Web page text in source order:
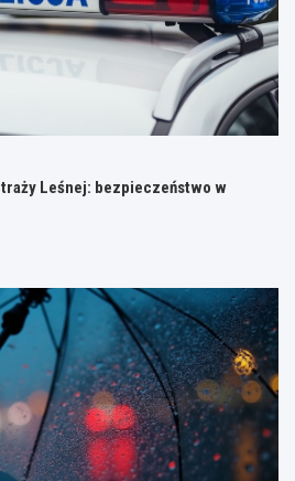
Leśnej: bezpieczeństwo w